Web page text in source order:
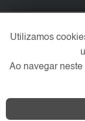
Utilizamos
Ao navegar